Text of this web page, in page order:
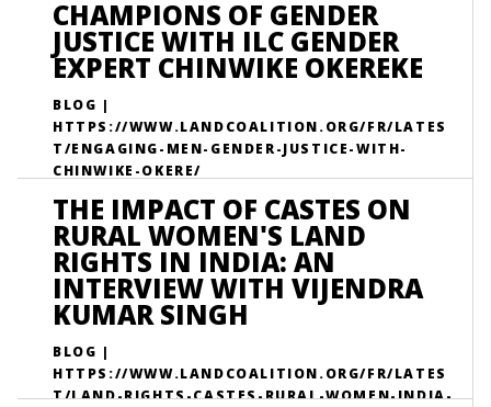
CHAMPIONS OF GENDER
JUSTICE WITH ILC GENDER
EXPERT CHINWIKE OKEREKE
BLOG |
HTTPS://WWW.LANDCOALITION.ORG/FR/LATES
T/ENGAGING-MEN-GENDER-JUSTICE-WITH-
CHINWIKE-OKERE/
THE IMPACT OF CASTES ON
RURAL WOMEN'S LAND
RIGHTS IN INDIA: AN
INTERVIEW WITH VIJENDRA
KUMAR SINGH
BLOG |
HTTPS://WWW.LANDCOALITION.ORG/FR/LATES
T/LAND-RIGHTS-CASTES-RURAL-WOMEN-INDIA-